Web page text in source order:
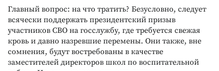
Главный вопрос: на что тратить? Безусловно, следует
всячески поддержать президентский призыв
участников СВО на госслужбу, где требуется свежая
кровь и давно назревшие перемены. Они также, вне
сомнения, будут востребованы в качестве
заместителей директоров школ по воспитательной